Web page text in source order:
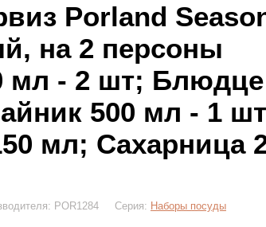
Porland
на 2 персоны
мл - 2 шт;
500 мл - 1
мл; Сахарница
POR1284 Серия: Наборы посуды